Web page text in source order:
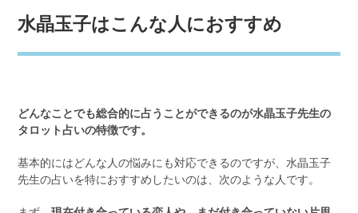
水晶玉子はこんな人におすすめ
どんなことでも総合的に占うことができるのが水晶玉子先生の
タロット占いの特徴です。
基本的にはどんな人の悩みにも対応できるのですが、水晶玉子
先生の占いを特におすすめしたいのは、次のような人です。